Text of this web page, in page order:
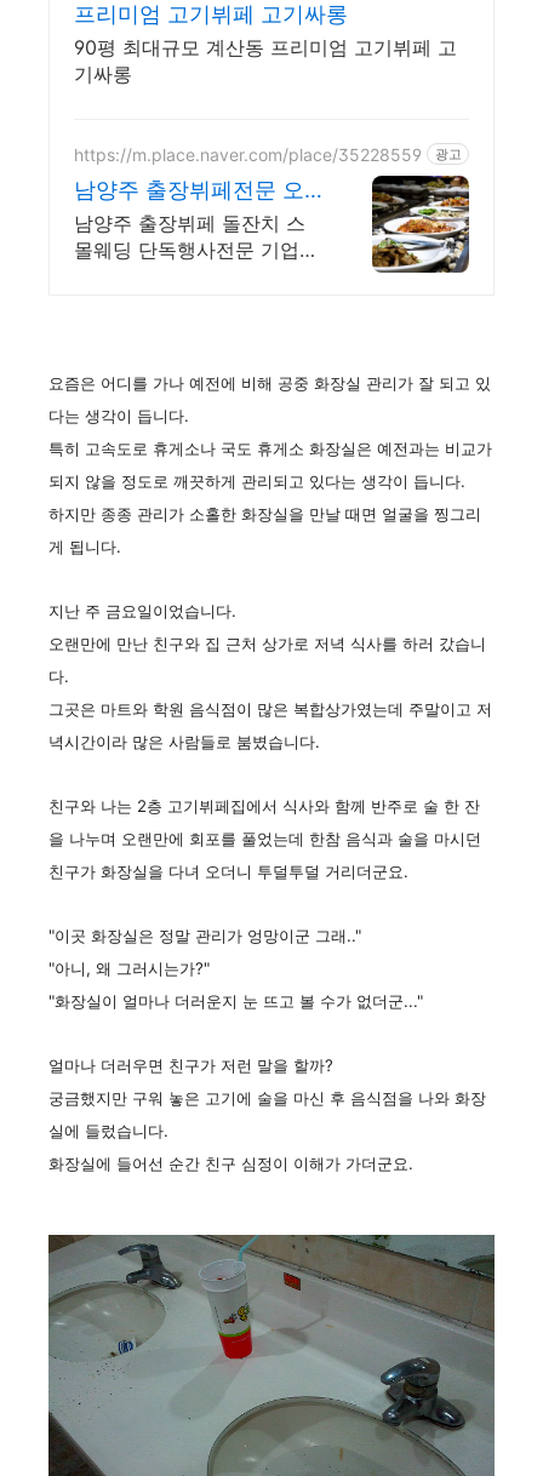
프리미엄 고기뷔페 고기싸롱
90평 최대규모 계산동 프리미엄 고기뷔페 고
기싸롱
https://m.place.naver.com/place/35228559 광고
남양주 출장뷔페전문 오
월뷔페 남양주 프리미엄
행사전문뷔페
남양주 출장뷔페 돌잔치 스
몰웨딩 단독행사전문 기업행
요즘은 어디를 가나 예전에 비해 공중 화장실 관리가 잘 되고 있
다는 생각이 듭니다.
특히 고속도로 휴게소나 국도 휴게소 화장실은 예전과는 비교가
되지 않을 정도로 깨끗하게 관리되고 있다는 생각이 듭니다.
하지만 종종 관리가 소홀한 화장실을 만날 때면 얼굴을 찡그리
게 됩니다.
지난 주 금요일이었습니다.
오랜만에 만난 친구와 집 근처 상가로 저녁 식사를 하러 갔습니
다.
그곳은 마트와 학원 음식점이 많은 복합상가였는데 주말이고 저
녁시간이라 많은 사람들로 붐볐습니다.
친구와 나는 2층 고기뷔페집에서 식사와 함께 반주로 술 한 잔
을 나누며 오랜만에 회포를 풀었는데 한참 음식과 술을 마시던
친구가 화장실을 다녀 오더니 투덜투덜 거리더군요.
"이곳 화장실은 정말 관리가 엉망이군 그래.."
"아니, 왜 그러시는가?"
"화장실이 얼마나 더러운지 눈 뜨고 볼 수가 없더군..."
얼마나 더러우면 친구가 저런 말을 할까?
궁금했지만 구워 놓은 고기에 술을 마신 후 음식점을 나와 화장
실에 들렀습니다.
화장실에 들어선 순간 친구 심정이 이해가 가더군요.